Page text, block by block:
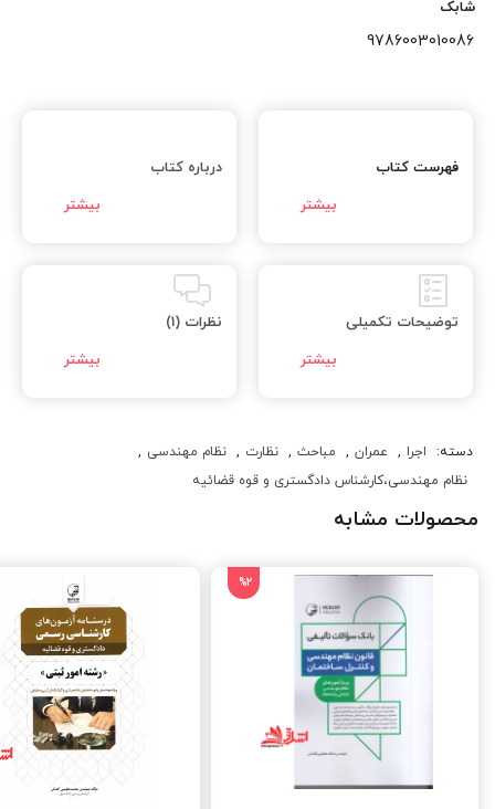
شابک
9786003010086
فهرست کتاب درباره کتاب
توضیحات تکمیلی نظرات (1)
دسته: اجرا , عمران , مباحث , نظارت , نظام مهندسی ,
نظام مهندسی،کارشناس دادگستری و قوه قضائیه
محصولات مشابه